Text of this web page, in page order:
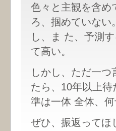
色々と主観を含め
ろ、掴めていない
し、ま た、予測
て高い。
しかし、ただ一
たら、10年以上
準は一体 全体、
ぜひ、振返ってほ